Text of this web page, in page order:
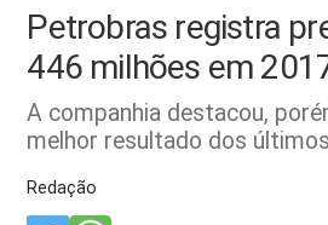
Petrobras registra
446 milhões em
A companhia destacou,
melhor resultado dos
Redação